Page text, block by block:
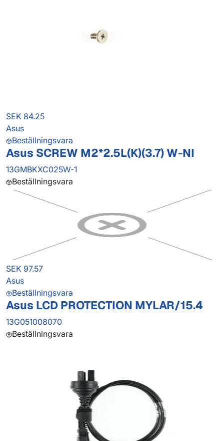
SEK 84.25
Asus
Beställningsvara
Asus SCREW M2*2.5L(K)(3.7) W-NI
13GMBKXC025W-1
Beställningsvara
SEK 97.57
Asus
Beställningsvara
Asus LCD PROTECTION MYLAR/15.4
13G051008070
Beställningsvara